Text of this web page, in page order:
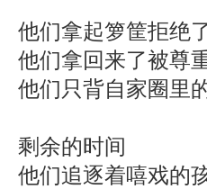
他们拿起箩筐拒绝
他们拿回来了被尊
他们只背自家圈里
剩余的时间
他们追逐着嘻戏的